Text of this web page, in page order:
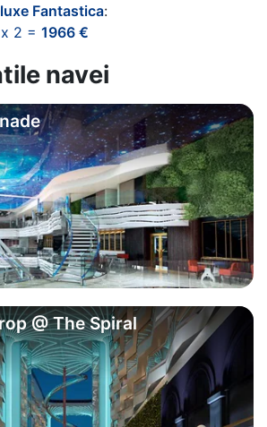
Fantastica:
x 2 = 1966 €
navei
@ The Spiral